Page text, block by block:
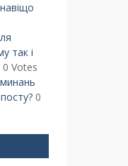
так і
0 Votes
0